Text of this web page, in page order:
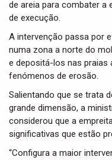
de areia para combater a
de execução.
A intervenção passa por
numa zona a norte do
e depositá-los nas praias
fenómenos de erosão.
Salientando que se trata
grande dimensão, a
considerou que a
significativas que estão
“Configura a maior